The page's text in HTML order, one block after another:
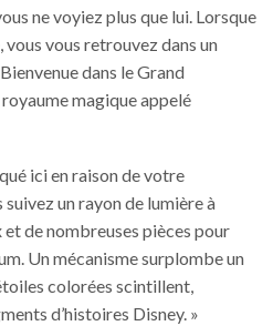
ne voyiez plus que lui. Lorsque
vous vous retrouvez dans un
dans le Grand
magique appelé
ici en raison de votre
un rayon de lumière à
de nombreuses pièces pour
Un mécanisme surplombe un
colorées scintillent,
d’histoires Disney. »